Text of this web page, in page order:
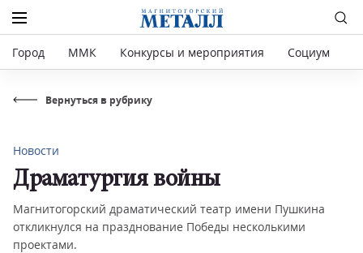
Город ММК Конкурсы и мероприятия Социум
Вернуться в рубрику
Новости
Драматургия войны
Магнитогорский драматический театр имени Пушкина
откликнулся на празднование Победы несколькими
проектами.